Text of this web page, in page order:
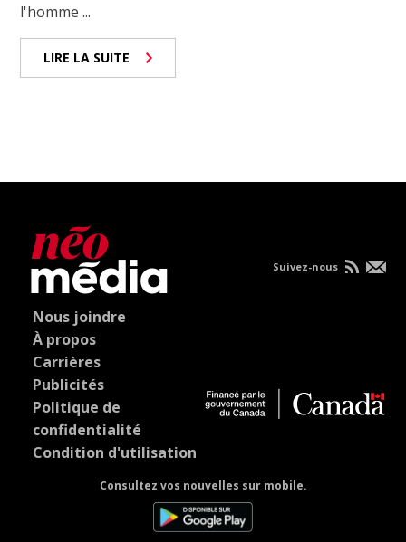
l'homme ...
LIRE LA SUITE
Nous joindre
À propos
Carrières
Publicités
Politique de
confidentialité
Condition d'utilisation
Consultez vos nouvelles sur mobile.
Suivez-nous